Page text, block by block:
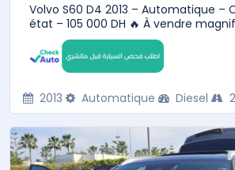
Volvo S60 D4 2013 – Automatique –
état – 105 000 DH 🔥 À vendre
2013 Automatique Diesel